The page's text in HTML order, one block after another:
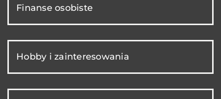
Finanse osobiste
Hobby i zainteresowania